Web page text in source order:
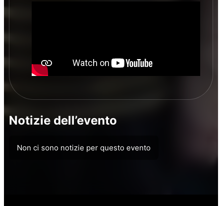
Notizie dell’evento
Non ci sono notizie per questo evento